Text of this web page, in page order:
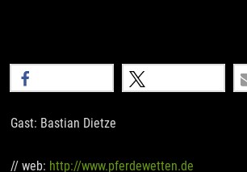
Gast: Bastian Dietze
// web: http://www.pferdewetten.de